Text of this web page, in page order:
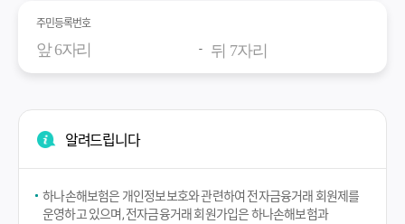
주민등록번호
-
알려드립니다
하나손해보험은 개인정보보호와 관련하여 전자금융거래 회원제를
운영하고 있으며, 전자금융거래 회원가입은 하나손해보험과